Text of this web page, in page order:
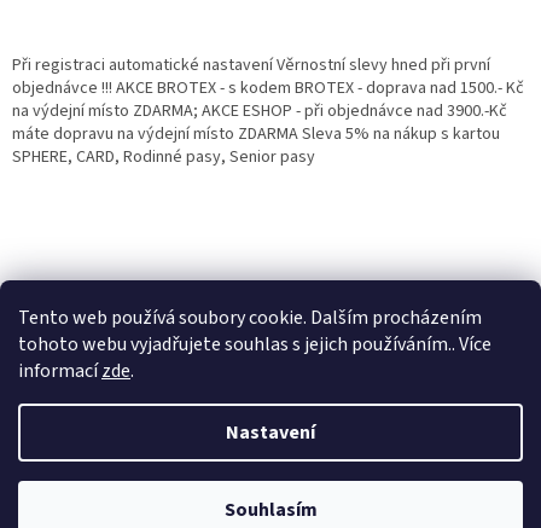
Tento web používá soubory cookie. Dalším procházením
tohoto webu vyjadřujete souhlas s jejich používáním.. Více
informacízde.
Nastavení
Souhlasím
nastavená Věrnostní sleva 3% - 10% na Všechny Vaše další nákupy. Čím
víc nakoupíte, tím větší slevu můžete získat. Vaše objednávky se sčítají.
Využít můžete i "Slevové kody" nebo DOPRAVU ZDARMA. Přejeme
příjemný nákup u nás Jana Kotasová Komárková a kolektiv pracovníků
Při registraci automatické nastavení Věrnostní slevy hned při první
objednávce !!! AKCE BROTEX - s kodem BROTEX - doprava nad 1500.- Kč
na výdejní místo ZDARMA; AKCE ESHOP - při objednávce nad 3900.-Kč
máte dopravu na výdejní místo ZDARMA Sleva 5% na nákup s kartou
SPHERE, CARD, Rodinné pasy, Senior pasy
Copyright 2026Eshop Jana. Všechna práva vyhrazena.